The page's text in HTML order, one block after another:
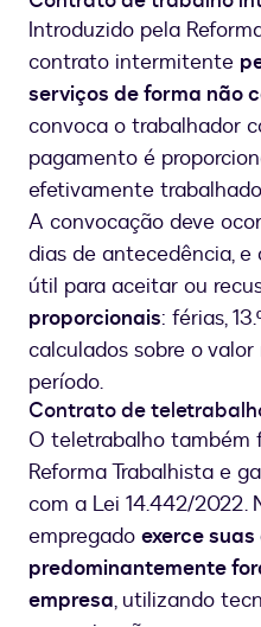
Introduzido pela
contrato intermitente
serviços de forma não
convoca o trabalhador
pagamento é
efetivamente
A convocação deve
dias de antecedência,
útil para aceitar ou
proporcionais: férias,
calculados sobre o
período.
Contrato de
O teletrabalho também
Reforma Trabalhista e
com a Lei 14.442/2022.
empregado exerce
predominantemente
empresa, utilizando